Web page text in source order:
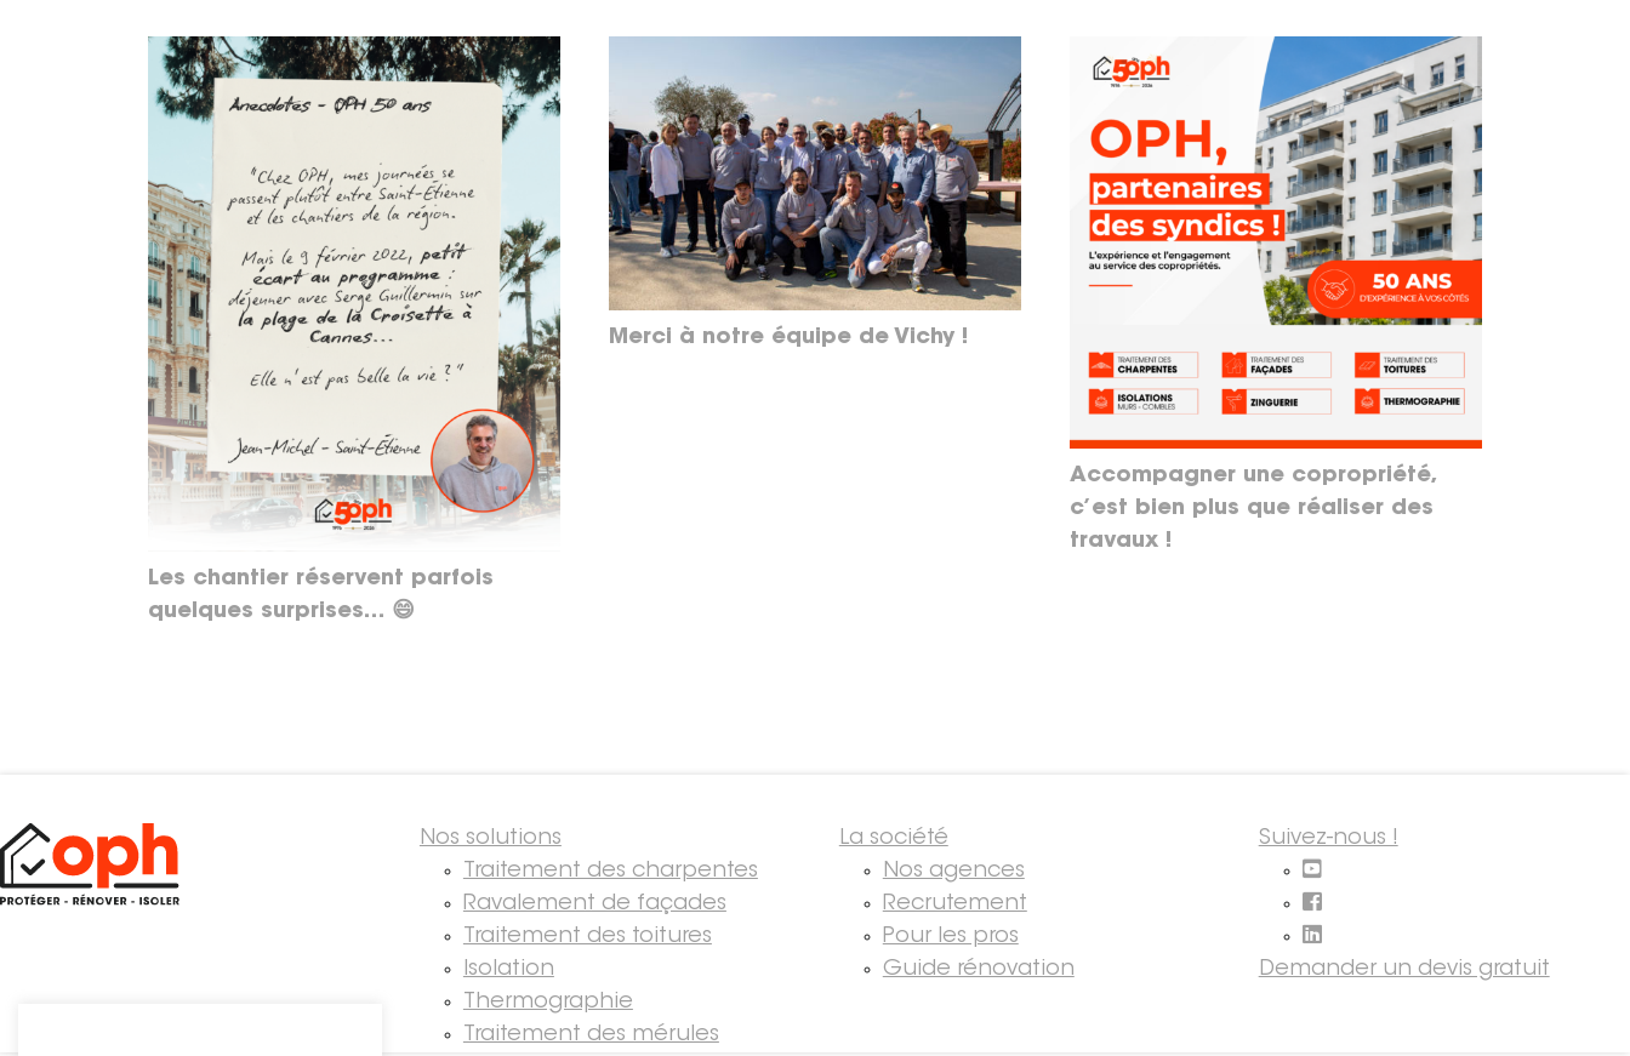
Les chantier réservent parfois
quelques surprises… 😄
Merci à notre équipe de Vichy !
Accompagner une copropriété,
c’est bien plus que réaliser des
travaux !
Nos solutions
Traitement des charpentes
Ravalement de façades
Traitement des toitures
Isolation
Thermographie
Traitement des mérules
La société
Nos agences
Recrutement
Pour les pros
Guide rénovation
Suivez-nous !
Demander un devis gratuit